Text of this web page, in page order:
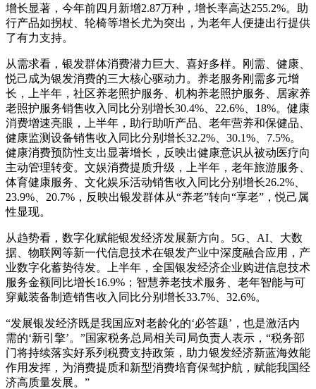
增长显著，今年前四月新增2.87万种，增长率高达255.2%。助
行产品如拐杖、轮椅等增长尤为突出，为老年人便捷出行提供
了有力支持。
从需求看，银发群体消费潜力巨大、喜好多样。刚需、健康、
悦己成为银发消费的三大核心驱动力。养老服务刚需多元增
长，上半年，社区养老照护服务、机构养老照护服务、居家养
老照护服务销售收入同比分别增长30.4%、22.6%、18%。健康
消费增速亮眼，上半年，助行助听产品、老年营养和保健品、
健康监测设备销售收入同比分别增长32.2%、30.1%、7.5%。
健康消费预防性支出显著增长，反映出健康意识从被动医疗向
主动管理转变。文娱消费提质升级，上半年，老年旅游服务、
体育健康服务、文化娱乐活动销售收入同比分别增长26.2%、
23.9%、20.7%，反映出银发群体从“养老”转向“享老”，悦己属
性显现。
从趋势看，数字化赋能银发经济发展新方向。5G、AI、大数
据、物联网等新一代信息技术在银发产业中深度融合应用，产
业数字化蓄势待发。上半年，全国银发经济企业购进信息技术
服务金额同比增长16.9%；智慧养老技术服务、老年智能与可
穿戴装备制造销售收入同比分别增长33.7%、32.6%。
“发展银发经济既是我国应对老龄化的‘必答题’，也是激活内
需的‘新引擎’。”国家税务总局相关司局负责人表示，“税务部
门将持续落实好系列税费支持政策，助力银发经济新蓝海效能
作用发挥，为消费提质和新型消费培育保驾护航，赋能我国经
济高质量发展。”